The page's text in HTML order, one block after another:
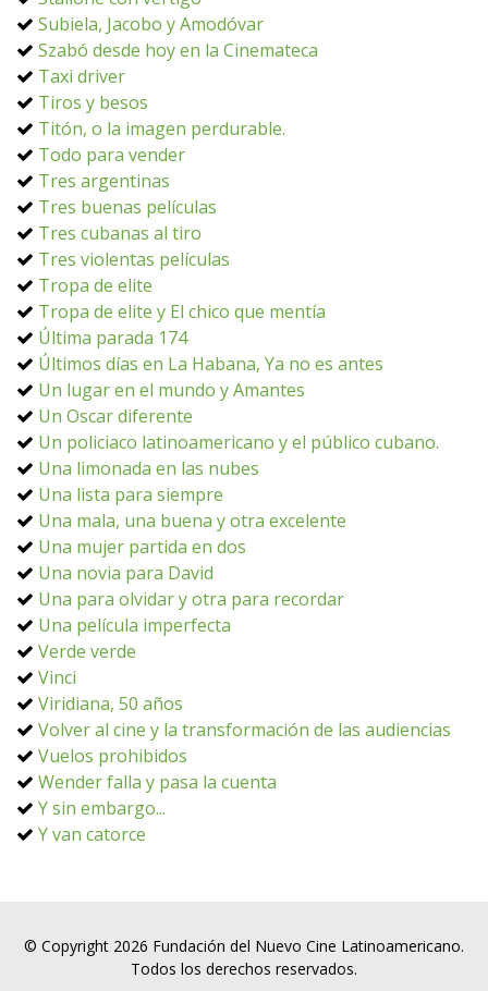
Subiela, Jacobo y Amodóvar
Szabó desde hoy en la Cinemateca
Taxi driver
Tiros y besos
Titón, o la imagen perdurable.
Todo para vender
Tres argentinas
Tres buenas películas
Tres cubanas al tiro
Tres violentas películas
Tropa de elite
Tropa de elite y El chico que mentía
Última parada 174
Últimos días en La Habana, Ya no es antes
Un lugar en el mundo y Amantes
Un Oscar diferente
Un policiaco latinoamericano y el público cubano.
Una limonada en las nubes
Una lista para siempre
Una mala, una buena y otra excelente
Una mujer partida en dos
Una novia para David
Una para olvidar y otra para recordar
Una película imperfecta
Verde verde
Vinci
Viridiana, 50 años
Volver al cine y la transformación de las audiencias
Vuelos prohibidos
Wender falla y pasa la cuenta
Y sin embargo...
Y van catorce
© Copyright 2026 Fundación del Nuevo Cine Latinoamericano.
Todos los derechos reservados.